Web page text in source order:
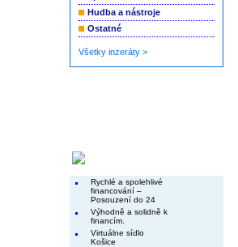
Hudba a nástroje
Ostatné
Všetky inzeráty >
Rychlé a spolehlivé
financování –
Posouzení do 24
Výhodně a solidně k
financím.
Virtuálne sídlo
Košice